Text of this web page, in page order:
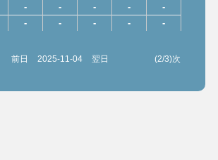
- - - - -
- - - - -
前日 2025-11-04 翌日 (2/3)次